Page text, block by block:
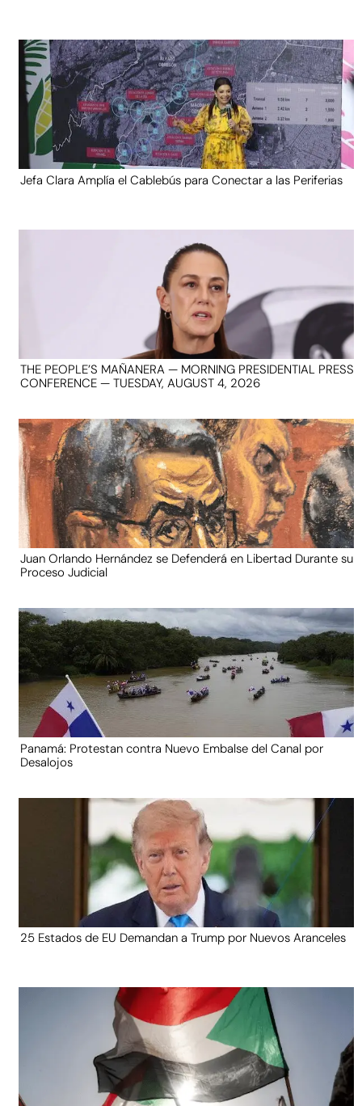
Jefa Clara Amplía el Cablebús para Conectar a las Periferias
THE PEOPLE’S MAÑANERA — MORNING PRESIDENTIAL PRESS
CONFERENCE — TUESDAY, AUGUST 4, 2026
Juan Orlando Hernández se Defenderá en Libertad Durante su
Proceso Judicial
Panamá: Protestan contra Nuevo Embalse del Canal por
Desalojos
25 Estados de EU Demandan a Trump por Nuevos Aranceles